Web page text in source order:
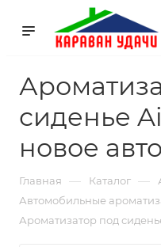
сиденье
новое
Главная — Каталог —
Автомобильные
Ароматизатор под